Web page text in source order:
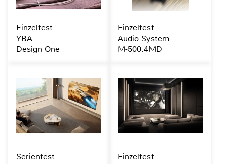
Einzeltest
YBA
Design One
Einzeltest
Audio System
M-500.4MD
Serientest
Einzeltest